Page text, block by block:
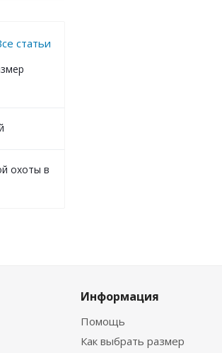
статьи
охоты в
Информация
Помощь
Как выбрать размер